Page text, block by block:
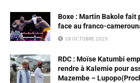
Boxe : Martin Bakole fait
face au franco-
28 OCTOBRE 2023
RDC : Moïse Katumbi
rendre à Kalemie pour
Mazembe –